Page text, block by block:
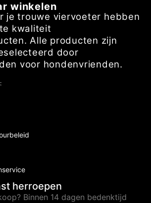
winkelen
je trouwe viervoeter hebben
kwaliteit
Alle producten zijn
door
voor hondenvrienden.
herroepen
Binnen 14 dagen bedenktijd